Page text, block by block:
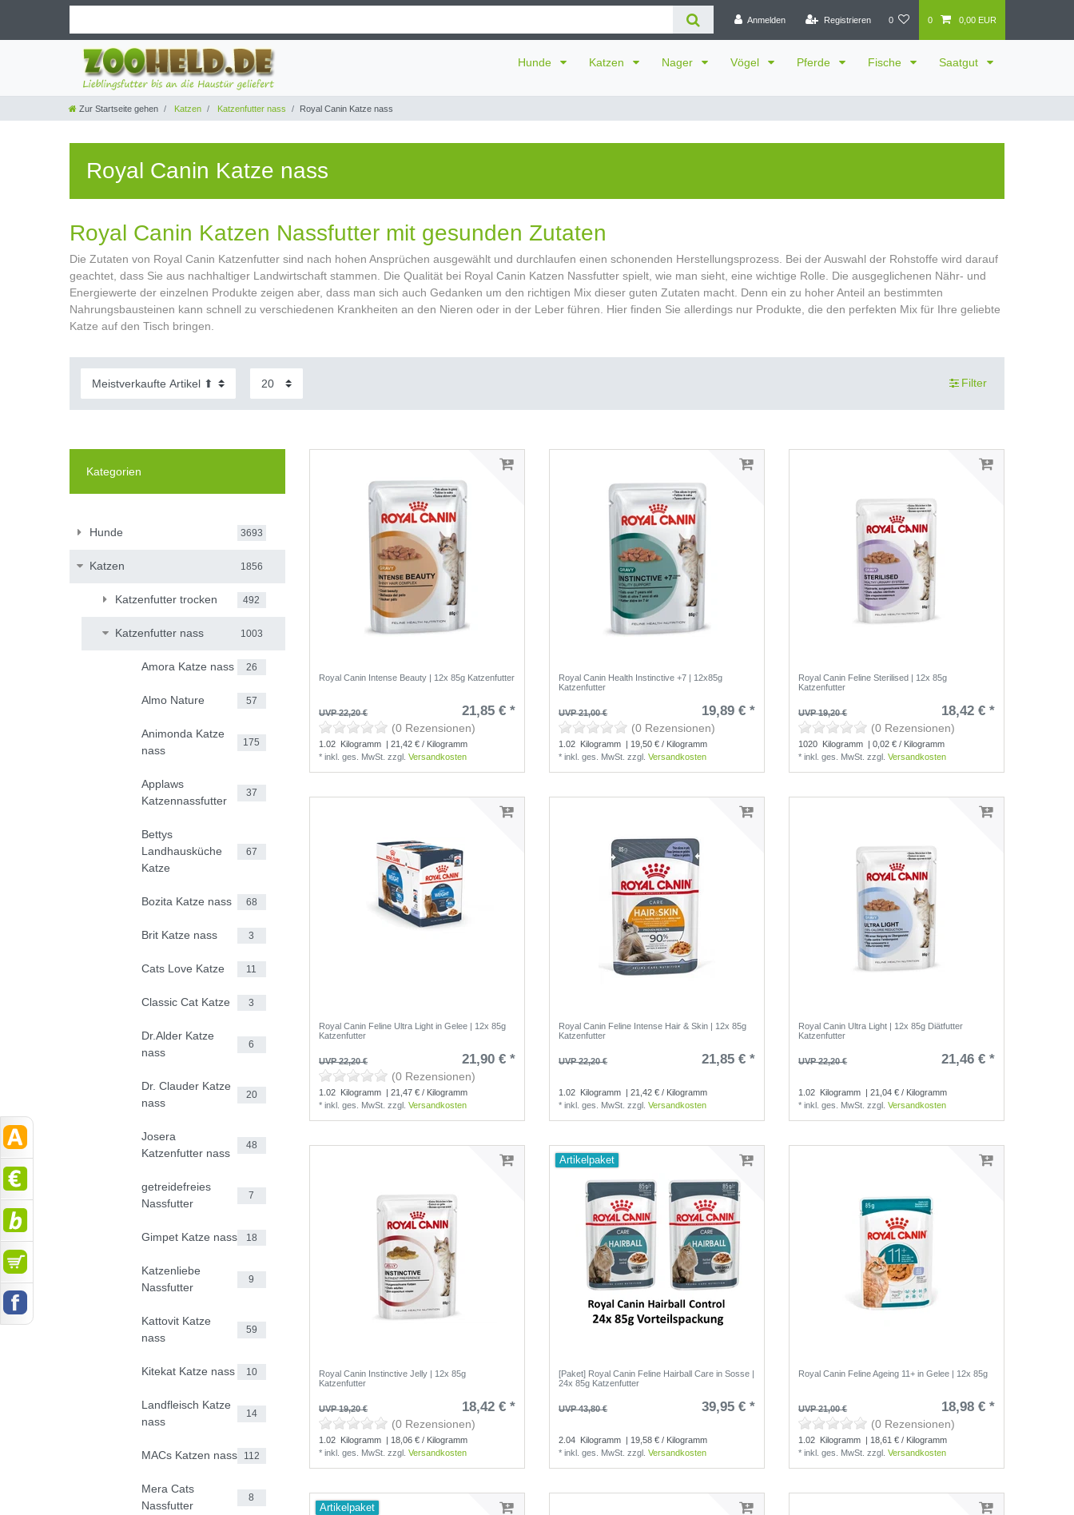
Anmelden Registrieren 0 0 0,00 EUR
Hunde Katzen Nager Vögel Pferde Fische Saatgut
Zur Startseite gehen Katzen Katzenfutter nass Royal Canin Katze nass
Royal Canin Katze nass
Royal Canin Katzen Nassfutter mit gesunden Zutaten
Die Zutaten von Royal Canin Katzenfutter sind nach hohen Ansprüchen ausgewählt und durchlaufen einen schonenden Herstellungsprozess. Bei der Auswahl der Rohstoffe wird darauf
geachtet, dass Sie aus nachhaltiger Landwirtschaft stammen. Die Qualität bei Royal Canin Katzen Nassfutter spielt, wie man sieht, eine wichtige Rolle. Die ausgeglichenen Nähr- und
Energiewerte der einzelnen Produkte zeigen aber, dass man sich auch Gedanken um den richtigen Mix dieser guten Zutaten macht. Denn ein zu hoher Anteil an bestimmten
Nahrungsbausteinen kann schnell zu verschiedenen Krankheiten an den Nieren oder in der Leber führen. Hier finden Sie allerdings nur Produkte, die den perfekten Mix für Ihre geliebte
Katze auf den Tisch bringen.
Filter
Kategorien
Hunde 3693
Katzen 1856
Katzenfutter trocken 492
Katzenfutter nass 1003
Amora Katze nass 26
Almo Nature 57
Animonda Katze
nass
175
Applaws
Katzennassfutter
37
Bettys
Landhausküche
Katze
67
Bozita Katze nass 68
Brit Katze nass 3
Cats Love Katze 11
Classic Cat Katze 3
Dr.Alder Katze
nass
6
Dr. Clauder Katze
nass
20
Josera
Katzenfutter nass
48
getreidefreies
Nassfutter
7
Gimpet Katze nass 18
Katzenliebe
Nassfutter
9
Kattovit Katze
nass
59
Kitekat Katze nass 10
Landfleisch Katze
nass
14
MACs Katzen nass 112
Mera Cats
Nassfutter
8
Royal Canin Intense Beauty | 12x 85g Katzenfutter
UVP 22,20 € 21,85 € *
(0 Rezensionen)
1.02 Kilogramm | 21,42 € / Kilogramm
*inkl. ges. MwSt. zzgl.Versandkosten
Royal Canin Health Instinctive +7 | 12x85g
Katzenfutter
UVP 21,00 € 19,89 € *
(0 Rezensionen)
1.02 Kilogramm | 19,50 € / Kilogramm
*inkl. ges. MwSt. zzgl.Versandkosten
Royal Canin Feline Sterilised | 12x 85g
Katzenfutter
UVP 19,20 € 18,42 € *
(0 Rezensionen)
1020 Kilogramm | 0,02 € / Kilogramm
*inkl. ges. MwSt. zzgl.Versandkosten
Royal Canin Feline Ultra Light in Gelee | 12x 85g
Katzenfutter
UVP 22,20 € 21,90 € *
(0 Rezensionen)
1.02 Kilogramm | 21,47 € / Kilogramm
*inkl. ges. MwSt. zzgl.Versandkosten
Royal Canin Feline Intense Hair & Skin | 12x 85g
Katzenfutter
UVP 22,20 € 21,85 € *
1.02 Kilogramm | 21,42 € / Kilogramm
*inkl. ges. MwSt. zzgl.Versandkosten
Royal Canin Ultra Light | 12x 85g Diätfutter
Katzenfutter
UVP 22,20 € 21,46 € *
1.02 Kilogramm | 21,04 € / Kilogramm
*inkl. ges. MwSt. zzgl.Versandkosten
Royal Canin Instinctive Jelly | 12x 85g
Katzenfutter
UVP 19,20 € 18,42 € *
(0 Rezensionen)
1.02 Kilogramm | 18,06 € / Kilogramm
*inkl. ges. MwSt. zzgl.Versandkosten
Artikelpaket
[Paket] Royal Canin Feline Hairball Care in Sosse |
24x 85g Katzenfutter
UVP 43,80 € 39,95 € *
2.04 Kilogramm | 19,58 € / Kilogramm
*inkl. ges. MwSt. zzgl.Versandkosten
Royal Canin Feline Ageing 11+ in Gelee | 12x 85g
UVP 21,00 € 18,98 € *
(0 Rezensionen)
1.02 Kilogramm | 18,61 € / Kilogramm
*inkl. ges. MwSt. zzgl.Versandkosten
Artikelpaket